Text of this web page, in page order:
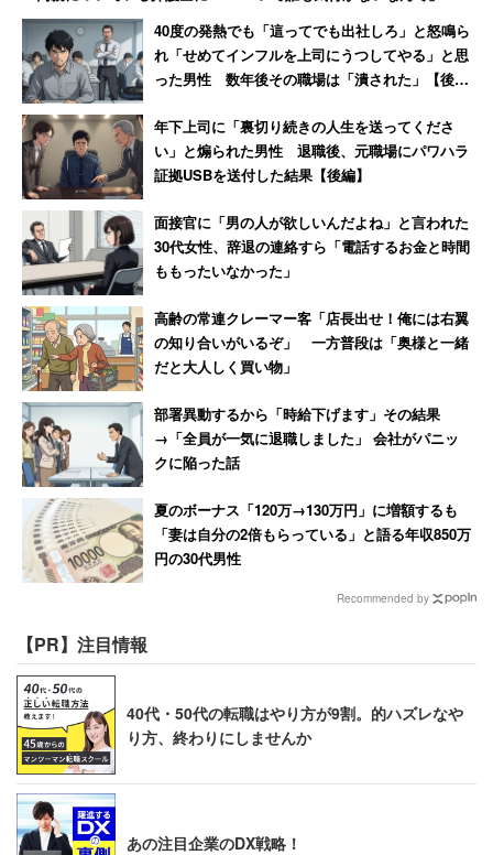
児休業から復帰した後は、別の部門になる覚悟を持
っておいたほうがよい」
（人事 40代後半 男性 年収600万円）
2位：三井化学（3.59点）
～メガネレンズ材料で世界トップシェアを誇る総合化学メ
ーカー～
創業100年以上の老舗「三井化学」が同率2位でランクイ
ンした。ICT（情報通信技術）を活用し、生産性の高い新
しい働き方を導入するワークスタイル変革プロジェクトを
推進。コミュニケーションの効率化、スケジュール調整の
時間短縮などの効果が現れているようだ。口コミでは給与
面の満足度を高く評価する内容も目立った。
「業績によって変動しますが同業他社に比べて給与
水準は高いです。イメージ的には化学業界平均より
年収ベースで200万円くらい上です」
「入社3年目で年収500万円です。管理職になるまで
基本給は横並びです。査定は一部の優秀層を除き、
休職などがなければ変わりません。管理職になると
同期間で差が出始めます」
（プラント施工管理 20代後半 男性 年収500万円）
談しますね」と反撃した結果
→「絶対その店には行かない」
40度の発熱でも「這ってでも出社しろ」と怒鳴ら
れ「せめてインフルを上司にうつしてやる」と思
った男性 数年後その職場は「潰された」【後
年下上司に「裏切り続きの人生を送ってくださ
い」と煽られた男性 退職後、元職場にパワハラ
証拠USBを送付した結果【後編】
面接官に「男の人が欲しいんだよね」と言われた
30代女性、辞退の連絡すら「電話するお金と時間
ももったいなかった」
高齢の常連クレーマー客「店長出せ！俺には右翼
の知り合いがいるぞ」 一方普段は「奥様と一緒
だと大人しく買い物」
部署異動するから「時給下げます」その結果
→「全員が一気に退職しました」 会社がパニッ
クに陥った話
夏のボーナス「120万→130万円」に増額するも
「妻は自分の2倍もらっている」と語る年収850万
円の30代男性
Recommended by
【PR】注目情報
40代・50代の転職はやり方が9割。的ハズレなや
り方、終わりにしませんか
あの注目企業のDX戦略！